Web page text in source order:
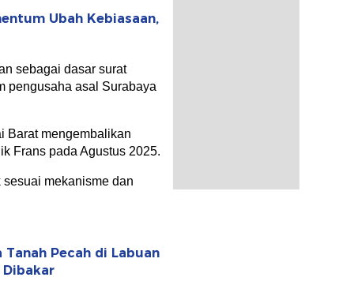
Ubah Kebiasaan,
sebagai dasar surat
pengusaha asal Surabaya
Barat mengembalikan
Frans pada Agustus 2025.
mekanisme dan
Pecah di Labuan
Dibakar